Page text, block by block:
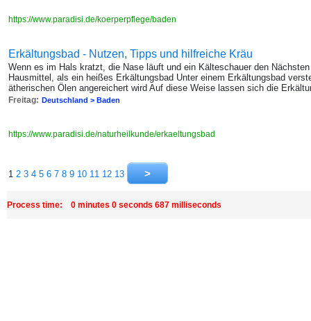
https://www.paradisi.de/koerperpflege/baden
Erkältungsbad - Nutzen, Tipps und hilfreiche Kräu
Wenn es im Hals kratzt, die Nase läuft und ein Kälteschauer den
Hausmittel, als ein heißes Erkältungsbad Unter einem Erkältungsbad
ätherischen Ölen angereichert wird Auf diese Weise lassen sich die
Freitag: Deutschland > Baden
https://www.paradisi.de/naturheilkunde/erkaeltungsbad
1 2 3 4 5 6 7 8 9 10 11 12 13
Process time: 0 minutes 0 seconds 687 milliseconds